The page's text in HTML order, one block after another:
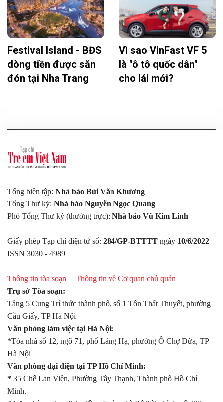
Festival Island - BĐS
dòng tiền được săn
đón tại Nha Trang
Vì sao VinFast VF 5
là "ô tô quốc dân"
cho lái mới?
Tổng biên tập: Nhà báo Bùi Văn Khương
Tổng Thư ký: Nhà báo Nguyễn Ngọc Quang
Phó Tổng Thư ký (thường trực): Nhà báo Vũ Kim Linh
Giấy phép Tạp chí điện tử số: 284/GP-BTTTT ngày 10/6/2022
ISSN 3030 - 4989
Thông tin tòa soạn | Thông tin về Cơ quan chủ quản
Trụ sở Tòa soạn:
Tầng 5 Cung Trí thức thành phố, số 1 Tôn Thất Thuyết, phường
Cầu Giấy, TP Hà Nội
Văn phòng làm việc tại Hà Nội:
*Tòa nhà số 12, ngõ 71, phố Láng Hạ, phường Ô Chợ Dừa, TP
Hà Nội
Văn phòng đại diện tại TP Hồ Chí Minh:
* 35 Chế Lan Viên, Phường Tây Thạnh, Thành phố Hồ Chí
Minh.